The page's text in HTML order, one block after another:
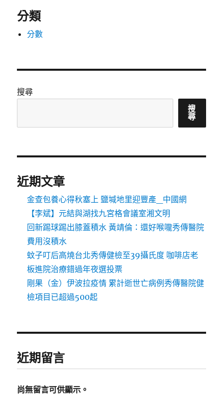
分類
分數
搜尋
搜
尋
近期文章
金查包養心得秋塞上 鹽堿地里迎豐產_中國網
【李斌】元結與湖找九宮格會議室湘文明
回新踢球踢出膝蓋積水 黃靖倫：還好喉嚨秀傳醫院
費用沒積水
蚊子叮后高燒台北秀傳健檢至39攝氏度 咖啡店老
板進院治療錯過年夜選投票
剛果（金）伊波拉疫情 累計逝世亡病例秀傳醫院健
檢項目已超過500起
近期留言
尚無留言可供顯示。